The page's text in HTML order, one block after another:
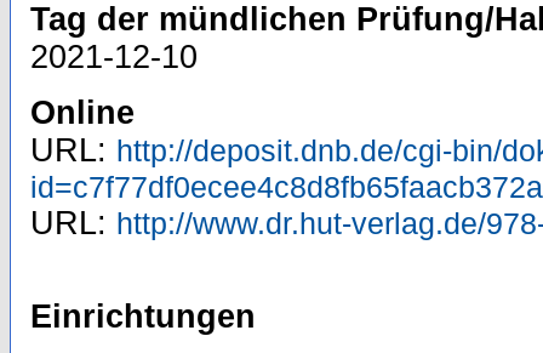
Tag der mündlichen Prüfung/
2021-12-10
Online
URL: http://deposit.dnb.de/cgi-bin/
URL: http://www.dr.hut-verlag.de/
Einrichtungen